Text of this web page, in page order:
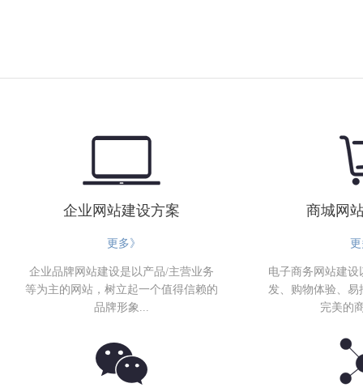
企业网站建设方案
更多》
企业品牌网站建设是以产品/主营业务
等为主的网站，树立起一个值得信赖的
品牌形象...
商城网
电子商务网站建
发、购物体验、易
完美的